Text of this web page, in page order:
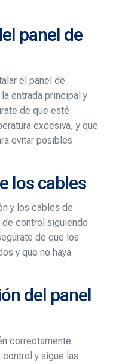
panel de
el panel de
entrada principal y
de que esté
excesiva, y que
evitar posibles
los cables
y los cables de
control siguiendo
de que los
y que no haya
del panel
correctamente
y sigue las